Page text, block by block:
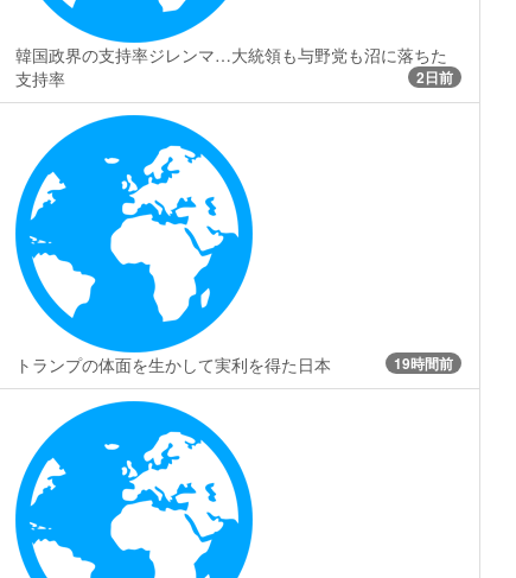
韓国政界の支持率ジレンマ…大統領も与野党も沼に落ちた
支持率
2日前
トランプの体面を生かして実利を得た日本 19時間前